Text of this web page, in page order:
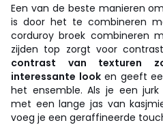
Een van de beste manieren
is door het te combineren
corduroy broek combineren
zijden top zorgt voor
contrast van texturen
interessante looken geeft
het ensemble. Als je een
met een lange jas van
voeg je een geraffineerde